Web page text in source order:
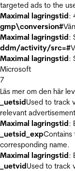
targeted ads to the
Maximal lagringstid:
gmp\conversion#
Maximal lagringstid:
ddm/activity/src=#
Maximal lagringstid:
Microsoft
7
Läs mer om den här
_uetsidUsed to track
relevant
Maximal lagringstid:
_uetsid_exp
corresponding name.
Maximal lagringstid:
_uetvidUsed to track